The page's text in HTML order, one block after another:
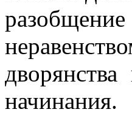
начинания.